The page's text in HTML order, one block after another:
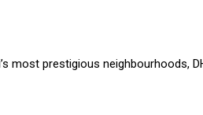
most prestigious neighbourhoods,